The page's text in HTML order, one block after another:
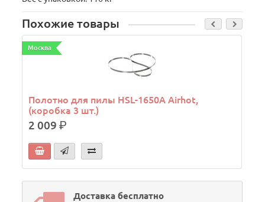
Похожие товары
Москва
Полотно для пилы HSL-1650A Airhot,
(коробка 3 шт.)
2 009р.
Доставка бесплатно